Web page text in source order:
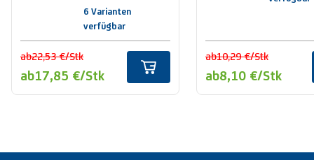
transportieren
6 Varianten
verfügbar
ab22,53 €/Stk
ab17,85 €/Stk
Seiten,
ab10,29 €/Stk
ab8,10 €/Stk